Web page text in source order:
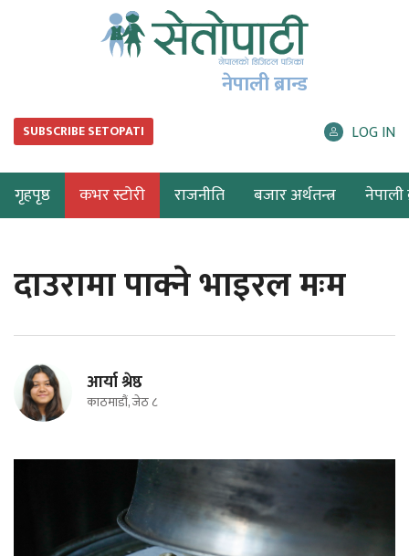
नेपाली ब्रान्ड
SUBSCRIBE SETOPATI LOG IN
गृहपृष्ठ कभर स्टोरी राजनीति बजार अर्थतन्त्र नेपाली
दाउरामा पाक्ने भाइरल मःम
आर्या श्रेष्ठ
काठमाडौं, जेठ ८